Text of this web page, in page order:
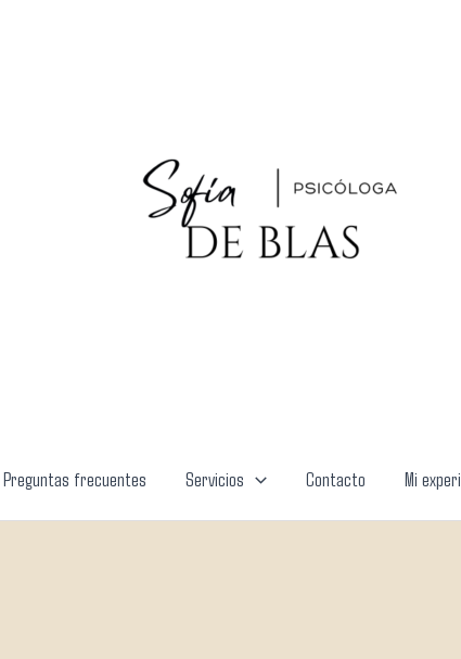
Preguntas frecuentes Servicios Contacto Mi